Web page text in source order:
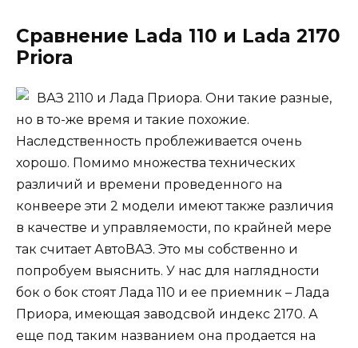
Сравнение Lada 110 и Lada 2170
Priora
ВАЗ 2110 и Лада Приора. Они такие разные,
но в то-же время и такие похожие.
Наследственность проблеживается очень
хорошо. Помимо множества технических
различий и времени проведенного на
конвеере эти 2 модели имеют также различия
в качестве и управляемости, по крайней мере
так считает АвтоВАЗ. Это мы собственно и
попробуем выяснить. У нас для наглядности
бок о бок стоят Лада 110 и ее приемник – Лада
Приора, имеющая заводсвой индекс 2170. А
еще под таким названием она продается на